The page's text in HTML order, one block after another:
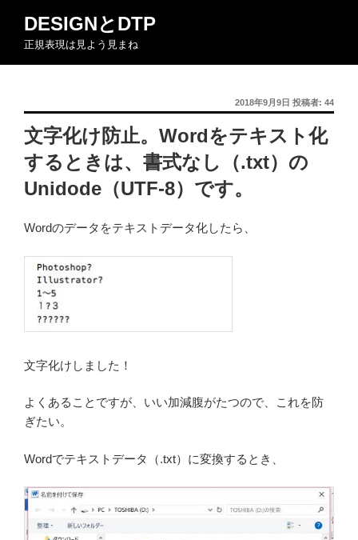
ン
DESIGNとDTP
正規表現は見よう見まね
投
稿
日:
2018年9月9日 投稿者: 44
文字化け防止。Wordをテキスト化
するときは、書式なし（.txt）の
Unidode（UTF-8）です。
Wordのデータをテキストデータ化したら、
文字化けしました！
よくあることですが、いい加減腹がたつので、これを防
ぎたい。
Wordでテキストデータ（.txt）に変換するとき、